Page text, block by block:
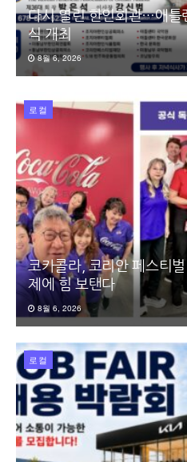
다시 열린 한인회관…애틀
식 개최
8월 6, 2026
로컬
코카콜라, 코리안 페스티
제에 힘 보탠다
8월 6, 2026
로컬